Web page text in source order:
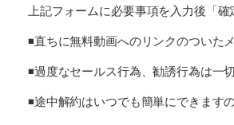
上記フォームに必要事項を入力後「
◾️直ちに無料動画へのリンクのついた
◾️過度なセールス行為、勧誘行為は一
◾️途中解約はいつでも簡単にできます